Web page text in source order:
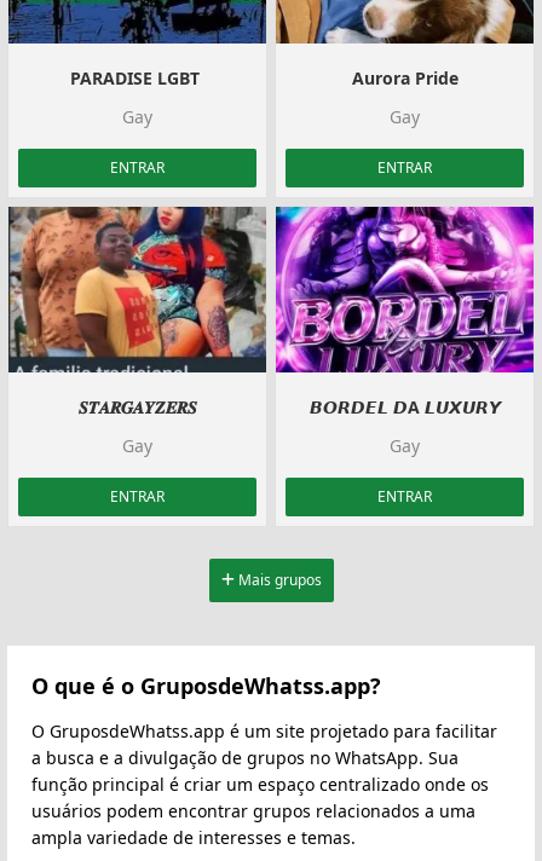
PARADISE LGBT ️‍
Gay
ENTRAR
Aurora Pride
Gay
ENTRAR
𝑺𝑻𝑨𝑹𝑮𝑨𝒀𝒁𝑬𝑹𝑺
Gay
ENTRAR
𝘽𝙊𝙍𝘿𝙀𝙇 𝘿A 𝙇𝙐𝙓𝙐𝙍𝙔
Gay
ENTRAR
Mais grupos
O que é o GruposdeWhatss.app?
O GruposdeWhatss.app é um site projetado para facilitar
a busca e a divulgação de grupos no WhatsApp. Sua
função principal é criar um espaço centralizado onde os
usuários podem encontrar grupos relacionados a uma
ampla variedade de interesses e temas.